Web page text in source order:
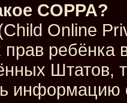
COPPA?
Online
прав ребёнка
Штатов,
информацию